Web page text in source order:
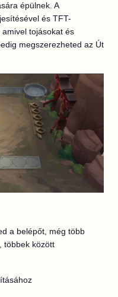
épülnek. A
és TFT-
tojásokat és
megszerezheted az Út
a belépőt, még több
többek között